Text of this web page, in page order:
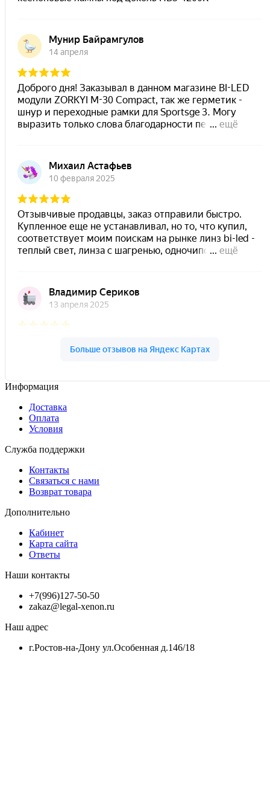
Информация
Доставка
Оплата
Условия
Служба поддержки
Контакты
Связаться с нами
Возврат товара
Дополнительно
Кабинет
Карта сайта
Ответы
Наши контакты
+7(996)127-50-50
zakaz@legal-xenon.ru
Наш адрес
г.Ростов-на-Дону ул.Особенная д.146/18